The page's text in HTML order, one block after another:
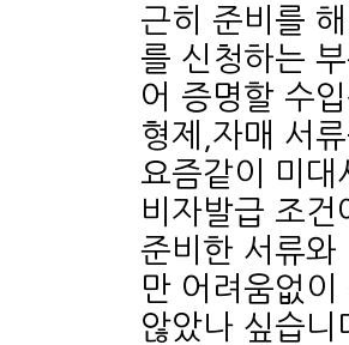
근히 준비를
를 신청하는
어 증명할 수
형제,자매 서
요즘같이 미대
비자발급 조
준비한 서류와
만 어려움없
않았나 싶습니